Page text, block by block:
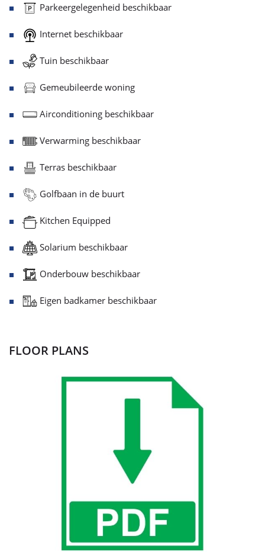
Parkeergelegenheid beschikbaar
Internet beschikbaar
Tuin beschikbaar
Gemeubileerde woning
Airconditioning beschikbaar
Verwarming beschikbaar
Terras beschikbaar
Golfbaan in de buurt
Kitchen Equipped
Solarium beschikbaar
Onderbouw beschikbaar
Eigen badkamer beschikbaar
FLOOR PLANS